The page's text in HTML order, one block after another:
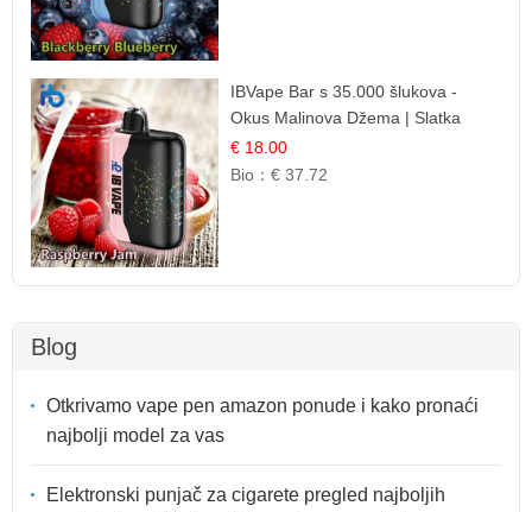
IBVape Bar s 35.000 šlukova -
Okus Malinova Džema | Slatka
Voćna Aroma
€ 18.00
Bio：€ 37.72
Blog
Otkrivamo vape pen amazon ponude i kako pronaći
najbolji model za vas
Elektronski punjač za cigarete pregled najboljih